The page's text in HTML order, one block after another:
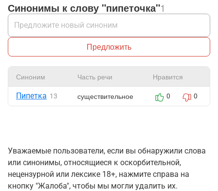
Синонимы к слову "пипеточка"1
Предложить
Синоним Часть речи Нравится
Пипетка 13 существительное 0 0
Уважаемые пользователи, если вы обнаружили слова
или синонимы, относящиеся к оскорбительной,
нецензурной или лексике 18+, нажмите справа на
кнопку "Жалоба", чтобы мы могли удалить их.